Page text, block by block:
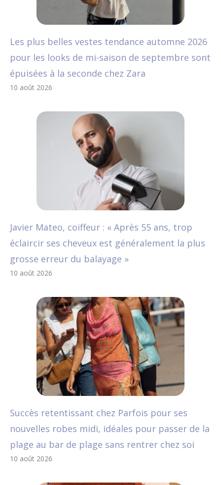
Les plus belles vestes tendance automne 2026
pour les looks de mi-saison de septembre sont
épuisées à la seconde chez Zara
10 août 2026
Javier Mateo, coiffeur : « Après 55 ans, trop
éclaircir ses cheveux est généralement la plus
grosse erreur du balayage »
10 août 2026
Succès retentissant chez Parfois pour ses
nouvelles robes midi, idéales pour passer de la
plage au bar de plage sans rentrer chez soi
10 août 2026